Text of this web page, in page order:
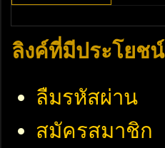
ลิงค์ที่มีประโยชน์
ลืมรหัสผ่าน
สมัครสมาชิก